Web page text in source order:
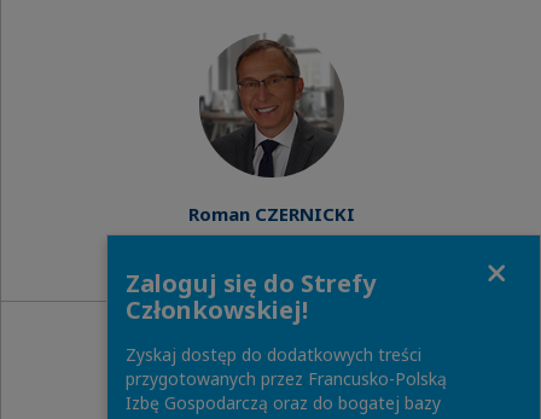
Roman CZERNICKI
(CZERNICKI 3C)
Zaloguj się do Strefy
Członkowskiej!
Zyskaj dostęp do dodatkowych treści
przygotowanych przez Francusko-Polską
Izbę Gospodarczą oraz do bogatej bazy